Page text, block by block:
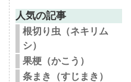
人気の記事
根切り虫（ネキリム
シ）
果梗（かこう）
条まき（すじまき）